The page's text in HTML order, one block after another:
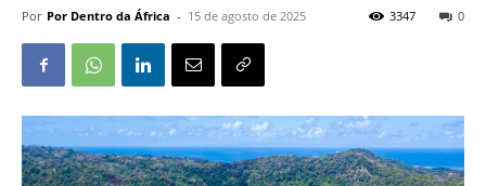
Por Por Dentro da África - 15 de agosto de 2025 0
3347